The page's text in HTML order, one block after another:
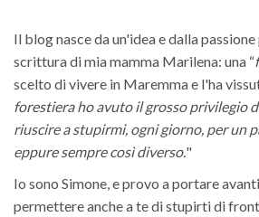
Il blog nasce da un'idea e dalla
scrittura di mia mamma Marilena: una “
scelto di vivere in Maremma e l'ha
forestiera ho avuto il grosso privilegio
riuscire a stupirmi, ogni giorno, per un
eppure sempre così diverso."
Io sono Simone, e provo a portare
permettere anche a te di stupirti di